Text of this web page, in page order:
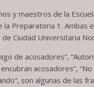
y maestros de la
la Preparatoria 1. Ambas
Ciudad Universitaria
de acosadores”,
acosadores”,
son algunas de las